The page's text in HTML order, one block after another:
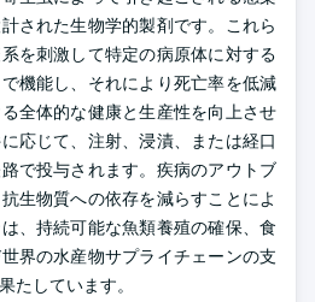
された生物学的製剤です。これら
を刺激して特定の病原体に対する
機能し、それにより死亡率を低減
全体的な健康と生産性を向上させ
応じて、注射、浸漬、または経口
で投与されます。疾病のアウトブ
生物質への依存を減らすことによ
、持続可能な魚類養殖の確保、食
界の水産物サプライチェーンの支
たしています。